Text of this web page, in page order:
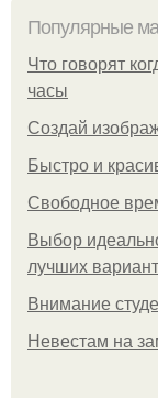
Популярные
Что говорят
часы
Создай
Быстро и
Свободное
Выбор
лучших
Внимание
Невестам на